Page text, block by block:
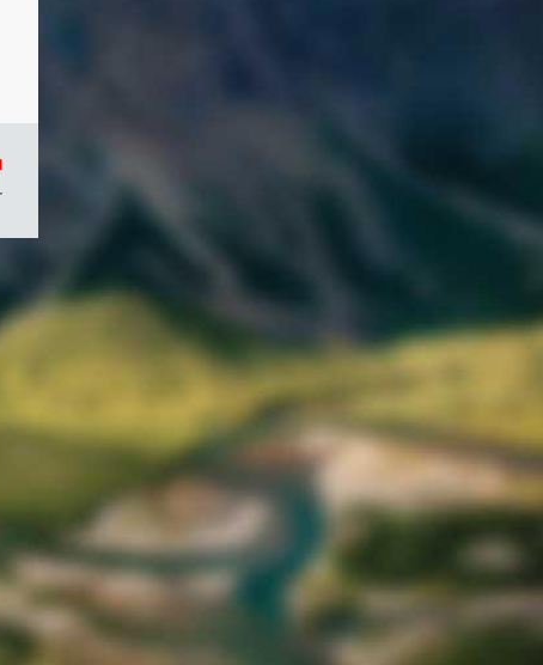
/
gouvernement
du